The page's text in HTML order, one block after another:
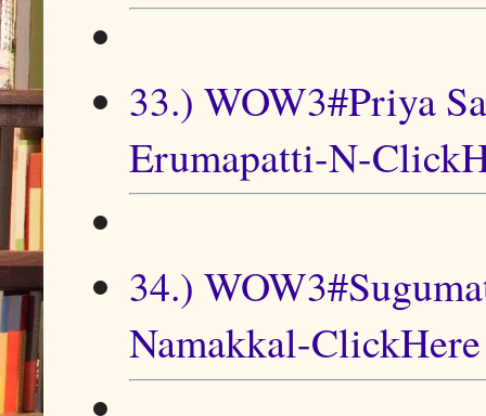
33.) WOW3#Priya
Erumapatti-N-
34.)
Namakkal-ClickHere